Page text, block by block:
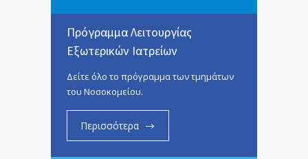
Πρόγραμμα Λειτουργίας
Εξωτερικών Ιατρείων
Δείτε όλο το πρόγραμμα των τμημάτων
του Νοσοκομείου.
Περισσότερα